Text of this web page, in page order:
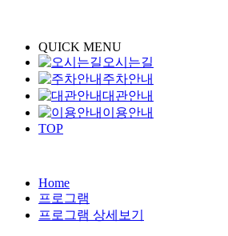
QUICK MENU
오시는길
주차안내
대관안내
이용안내
TOP
Home
프로그램
프로그램 상세보기